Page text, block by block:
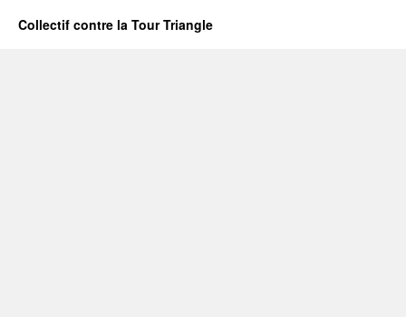
Collectif contre la Tour Triangle